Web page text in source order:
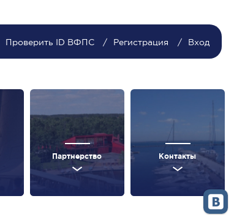
Проверить ID ВФПС Регистрация Вход
Партнерство Контакты